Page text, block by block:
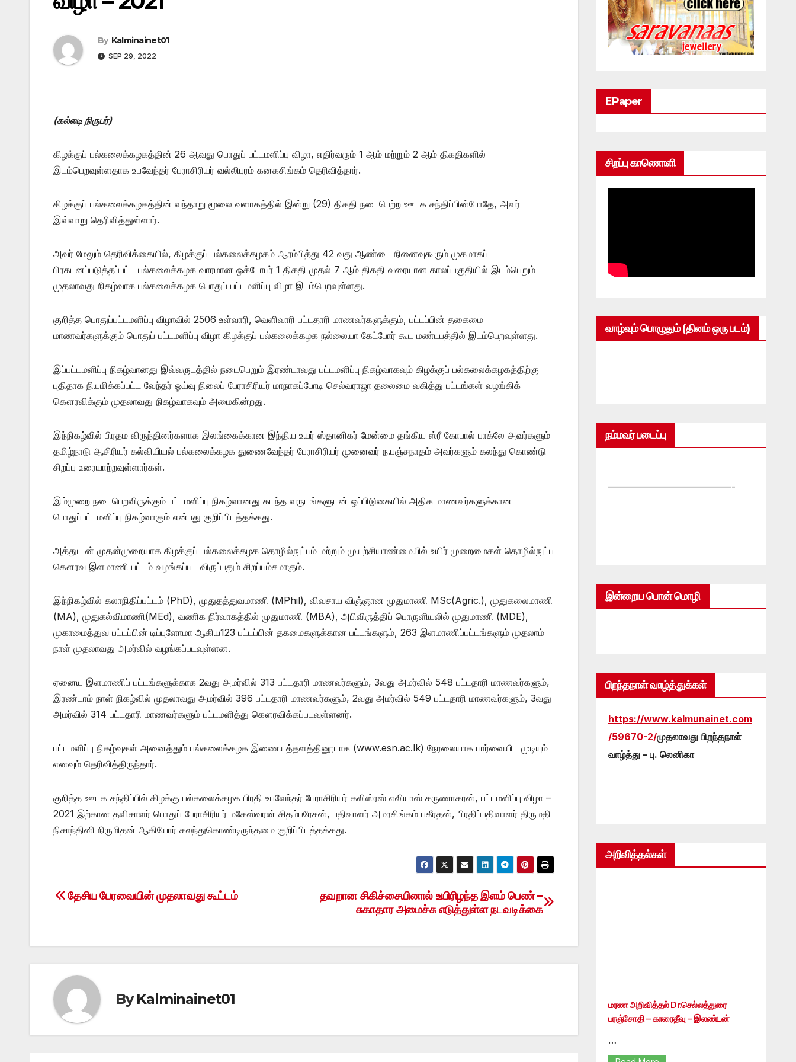
By Kalminainet01
SEP 29, 2022
(கல்லடி நிருபர்)
கிழக்குப் பல்கலைக்கழகத்தின் 26 ஆவது பொதுப் பட்டமளிப்பு விழா, எதிர்வரும் 1 ஆம் மற்றும் 2 ஆம் திகதிகளில்
இடம்பெறவுள்ளதாக உபவேந்தர் பேராசிரியர் வல்லிபுரம் கனகசிங்கம் தெரிவித்தார்.
கிழக்குப் பல்கலைக்கழகத்தின் வந்தாறு மூலை வளாகத்தில் இன்று (29) திகதி நடைபெற்ற ஊடக சந்திப்பின்போதே, அவர்
இவ்வாறு தெரிவித்துள்ளார்.
அவர் மேலும் தெரிவிக்கையில், கிழக்குப் பல்கலைக்கழகம் ஆரம்பித்து 42 வது ஆண்டை நினைவுகூரும் முகமாகப்
பிரகடனப்படுத்தப்பட்ட பல்கலைக்கழக வாரமான ஒக்டோபர் 1 திகதி முதல் 7 ஆம் திகதி வரையான காலப்பகுதியில் இடம்பெறும்
முதலாவது நிகழ்வாக பல்கலைக்கழக பொதுப் பட்டமளிப்பு விழா இடம்பெறவுள்ளது.
குறித்த பொதுப்பட்டமளிப்பு விழாவில் 2506 உள்வாரி, வெளிவாரி பட்டதாரி மாணவர்களுக்கும், பட்டப்பின் தகைமை
மாணவர்களுக்கும் பொதுப் பட்டமளிப்பு விழா கிழக்குப் பல்கலைக்கழக நல்லையா கேட்போர் கூட மண்டபத்தில் இடம்பெறவுள்ளது.
இப்பட்டமளிப்பு நிகழ்வானது இவ்வருடத்தில் நடைபெறும் இரண்டாவது பட்டமளிப்பு நிகழ்வாகவும் கிழக்குப் பல்கலைக்கழகத்திற்கு
புதிதாக நியமிக்கப்பட்ட வேந்தர் ஓய்வு நிலைப் பேராசிரியர் மாநாகப்போடி செல்வராஜா தலைமை வகித்து பட்டங்கள் வழங்கிக்
கௌரவிக்கும் முதலாவது நிகழ்வாகவும் அமைகின்றது.
இந்நிகழ்வில் பிரதம விருந்தினர்களாக இலங்கைக்கான இந்திய உயர் ஸ்தானிகர் மேன்மை தங்கிய ஸ்ரீ கோபால் பாக்லே அவர்களும்
தமிழ்நாடு ஆசிரியர் கல்வியியல் பல்கலைக்கழக துணைவேந்தர் பேராசிரியர் முனைவர் ந.பஞ்சநாதம் அவர்களும் கலந்து கொண்டு
சிறப்பு உரையாற்றவுள்ளார்கள்.
இம்முறை நடைபெறவிருக்கும் பட்டமளிப்பு நிகழ்வானது கடந்த வருடங்களுடன் ஒப்பிடுகையில் அதிக மாணவர்களுக்கான
பொதுப்பட்டமளிப்பு நிகழ்வாகும் என்பது குறிப்பிடத்தக்கது.
அத்துட ன் முதன்முறையாக கிழக்குப் பல்கலைக்கழக தொழில்நுட்பம் மற்றும் முயற்சியாண்மையில் உயிர் முறைமைகள் தொழில்நுட்ப
கௌரவ இளமாணி பட்டம் வழங்கப்பட விருப்பதும் சிறப்பம்சமாகும்.
இந்நிகழ்வில் கலாநிதிப்பட்டம் (PhD), முதுதத்துவமாணி (MPhil), விவசாய விஞ்ஞான முதுமாணி MSc(Agric.), முதுகலைமாணி
(MA), முதுகல்விமாணி(MEd), வணிக நிர்வாகத்தில் முதுமாணி (MBA), அபிவிருத்திப் பொருளியலில் முதுமாணி (MDE),
முகாமைத்துவ பட்டப்பின் டிப்புளோமா ஆகிய123 பட்டப்பின் தகமைகளுக்கான பட்டங்களும், 263 இளமாணிப்பட்டங்களும் முதலாம்
நாள் முதலாவது அமர்வில் வழங்கப்படவுள்ளன.
ஏனைய இளமாணிப் பட்டங்களுக்காக 2வது அமர்வில் 313 பட்டதாரி மாணவர்களும், 3வது அமர்வில் 548 பட்டதாரி மாணவர்களும்,
இரண்டாம் நாள் நிகழ்வில் முதலாவது அமர்வில் 396 பட்டதாரி மாணவர்களும், 2வது அமர்வில் 549 பட்டதாரி மாணவர்களும், 3வது
அமர்வில் 314 பட்டதாரி மாணவர்களும் பட்டமளித்து கௌரவிக்கப்படவுள்ளனர்.
பட்டமளிப்பு நிகழ்வுகள் அனைத்தும் பல்கலைக்கழக இணையத்தளத்தினூடாக (www.esn.ac.lk) நேரலையாக பார்வையிட முடியும்
எனவும் தெரிவித்திருந்தார்.
குறித்த ஊடக சந்திப்பில் கிழக்கு பல்கலைக்கழக பிரதி உபவேந்தர் பேராசிரியர் கலிஸ்ரஸ் எலியாஸ் கருணாகரன், பட்டமளிப்பு விழா –
2021 இற்கான தவிசாளர் பொதுப் பேராசிரியர் மகேஸ்வரன் சிதம்பரேசன், பதிவாளர் அமரசிங்கம் பகீரதன், பிரதிப்பதிவாளர் திருமதி
நிசாந்தினி நிருமிதன் ஆகியோர் கலந்துகொண்டிருந்தமை குறிப்பிடத்தக்கது.
Post
தவறான சிகிச்சையினால் உயிரிழந்த இளம் பெண் –
சுகாதார அமைச்சு எடுத்துள்ள நடவடிக்கை
தேசிய பேரவையின் முதலாவது கூட்டம்
ByKalminainet01
EPaper
சிறப்பு காணொளி
வாழ்வும் பொழுதும் (தினம் ஒரு படம்)
நம்மவர் படைப்பு
—————————————-
இன்றைய பொன் மொழி
பிறந்தநாள் வாழ்த்துக்கள்
https://www.kalmunainet.com
/59670-2/முதலாவது பிறந்தநாள்
வாழ்த்து – பு. லெனிகா
அறிவித்தல்கள்
மரண அறிவித்தல் Dr.செல்லத்துரை
பரஞ்சோதி – காரைதீவு – இலண்டன்
…